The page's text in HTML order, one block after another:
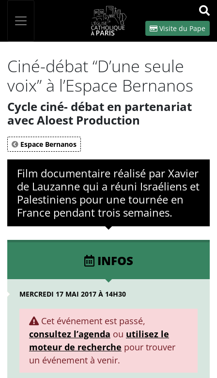
OK
Visite du Pape
Ciné-débat “D’une seule
voix” à l’Espace Bernanos
Cycle ciné- débat en partenariat
avec Aloest Production
Espace Bernanos
Film documentaire réalisé par Xavier
de Lauzanne qui a réuni Israéliens et
Palestiniens pour une tournée en
France pendant trois semaines.
INFOS
MERCREDI 17 MAI 2017 À 14H30
Cet événement est passé,
consultez l’agenda ou utilisez le
moteur de recherche pour trouver
un événement à venir.
Panneau de gestion des cookies